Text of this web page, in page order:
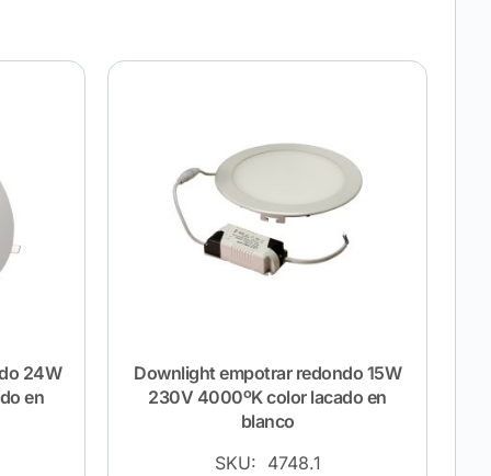
24W
en
Downlight empotrar redondo 15W
230V 4000ºK color lacado en
blanco
SKU: 4748.1